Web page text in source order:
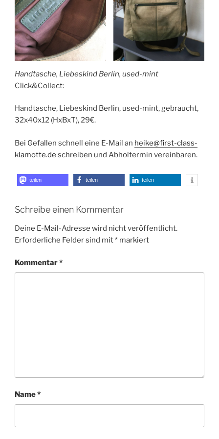
Handtasche, Liebeskind Berlin, used-mint
Click&Collect:
Handtasche, Liebeskind Berlin, used-mint, gebraucht,
32x40x12 (HxBxT), 29€.
Bei Gefallen schnell eine E-Mail an heike@first-class-
klamotte.de schreiben und Abholtermin vereinbaren.
teilen teilen teilen
Schreibe einen Kommentar
Deine E-Mail-Adresse wird nicht veröffentlicht.
Erforderliche Felder sind mit* markiert
Kommentar*
Name*